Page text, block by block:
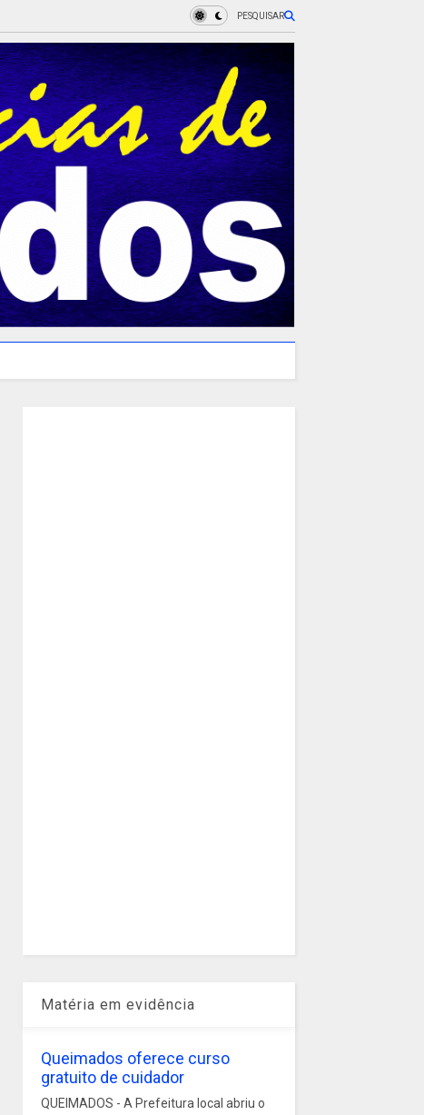
PESQUISAR
Matéria em evidência
Queimados oferece curso
gratuito de cuidador
QUEIMADOS - A Prefeitura local abriu o